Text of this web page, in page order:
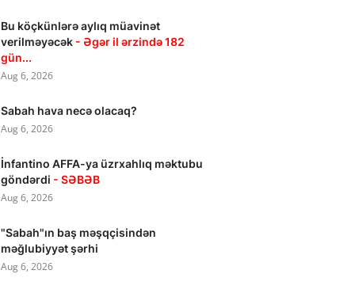
Bu köçkünlərə aylıq müavinət
verilməyəcək - Əgər il ərzində 182
gün...
Aug 6, 2026
Sabah hava necə olacaq?
Aug 6, 2026
İnfantino AFFA-ya üzrxahlıq məktubu
göndərdi - SƏBƏB
Aug 6, 2026
"Sabah"ın baş məşqçisindən
məğlubiyyət şərhi
Aug 6, 2026